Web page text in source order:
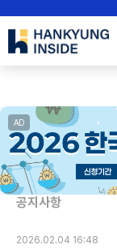
AD
공지사항
2026.02.04 16:48